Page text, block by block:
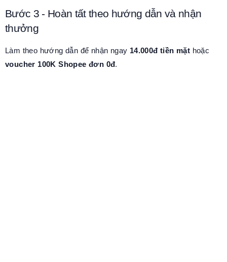
Bước 3 - Hoàn tất theo hướng dẫn và nhận
thưởng
Làm theo hướng dẫn để nhận ngay 14.000đ tiền mặt hoặc
voucher 100K Shopee đơn 0đ.